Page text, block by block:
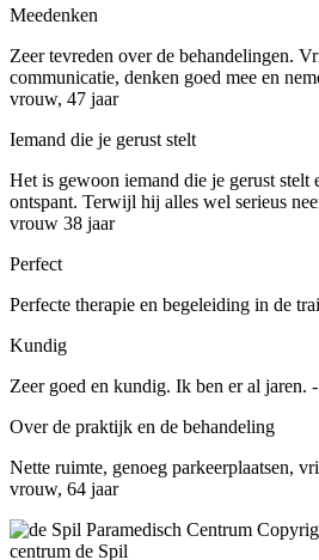
Meedenken
Zeer tevreden over de behandelingen.
communicatie, denken goed mee en
vrouw, 47 jaar
Iemand die je gerust stelt
Het is gewoon iemand die je gerust stelt
ontspant. Terwijl hij alles wel serieus
vrouw 38 jaar
Perfect
Perfecte therapie en begeleiding in de
Kundig
Zeer goed en kundig. Ik ben er al jaren.
Over de praktijk en de behandeling
Nette ruimte, genoeg parkeerplaatsen,
vrouw, 64 jaar
centrum de Spil